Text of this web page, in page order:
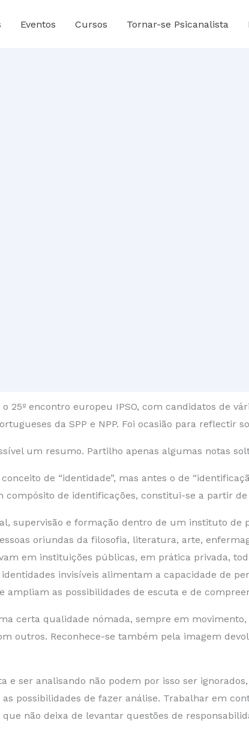
Eventos Cursos Tornar-se Psicanalista
25º encontro europeu IPSO, com candidatos de
da SPP e NPP. Foi ocasião para reflectir
um resumo. Partilho apenas algumas notas
de “identidade”, mas antes o de
de identificações, constitui-se a partir
supervisão e formação dentro de um instituto de
oriundas da filosofia, literatura, arte,
em instituições públicas, em prática privada,
invisíveis alimentam a capacidade de
as possibilidades de escuta e de
certa qualidade nómada, sempre em
outros. Reconhece-se também pela imagem
ser analisando não podem por isso ser
possibilidades de fazer análise. Trabalhar em
não deixa de levantar questões de